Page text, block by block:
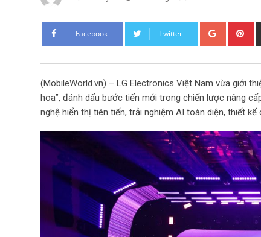
Facebook Twitter
o
l
e
+
i
e
r
e
s
t
(MobileWorld.vn) – LG Electronics Việt Nam vừa giới
hoa”, đánh dấu bước tiến mới trong chiến lược nâng
nghệ hiển thị tiên tiến, trải nghiệm AI toàn diện, thiết